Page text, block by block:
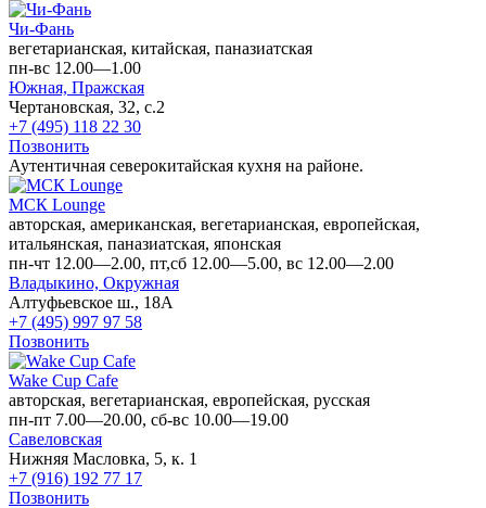
Чи-Фань
вегетарианская, китайская, паназиатская
пн-вс 12.00—1.00
Южная, Пражская
Чертановская, 32, с.2
+7 (495) 118 22 30
Позвонить
Аутентичная северокитайская кухня на районе.
МСК Lounge
авторская, американская, вегетарианская, европейская,
итальянская, паназиатская, японская
пн-чт 12.00—2.00, пт,сб 12.00—5.00, вс 12.00—2.00
Владыкино, Окружная
Алтуфьевское ш., 18А
+7 (495) 997 97 58
Позвонить
Wake Cup Cafe
авторская, вегетарианская, европейская, русская
пн-пт 7.00—20.00, сб-вс 10.00—19.00
Савеловская
Нижняя Масловка, 5, к. 1
+7 (916) 192 77 17
Позвонить